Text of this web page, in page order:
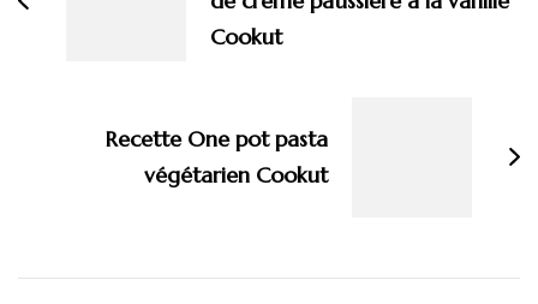
Cookut
Recette One pot pasta
végétarien Cookut